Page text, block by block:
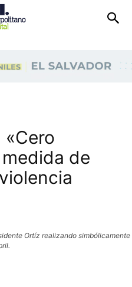
«Cero
de
Ortíz realizando simbólicamente